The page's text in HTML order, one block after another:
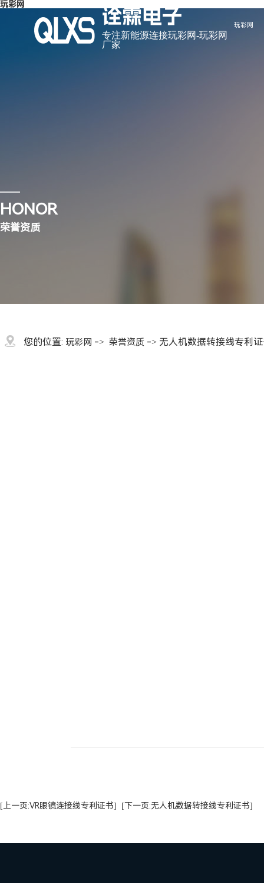
玩彩网 诠霖电子
专注新能源连接玩彩网-玩彩网
厂家
玩彩网
公司简介
公司动态
HONOR
荣誉资质
您的位置: 玩彩网 -> 荣誉资质 -> 无人机数据转接线专利
[上一页:VR眼镜连接线专利证书] [下一页:无人机数据转接线专利证书]